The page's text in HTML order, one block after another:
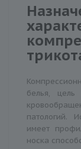
белья,
патологий.
имеет
носка